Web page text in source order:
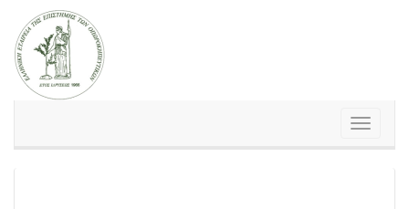
Inhalt
Schalte